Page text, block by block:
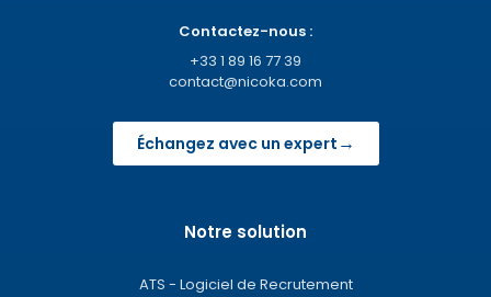
Contactez-nous :
+33 1 89 16 77 39
contact@nicoka.com
Échangez avec un expert →
Notre solution
ATS - Logiciel de Recrutement